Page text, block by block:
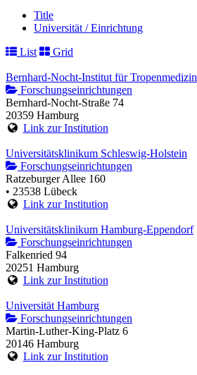
Title
Universität / Einrichtung
List
Grid
Bernhard-Nocht-Institut für Tropenmedizin
Forschungseinrichtungen
Bernhard-Nocht-Straße 74
20359 Hamburg
Link zur Institution
Universitätsklinikum Schleswig-Holstein
Forschungseinrichtungen
Ratzeburger Allee 160
• 23538 Lübeck
Link zur Institution
Universitätsklinikum Hamburg-Eppendorf
Forschungseinrichtungen
Falkenried 94
20251 Hamburg
Link zur Institution
Universität Hamburg
Forschungseinrichtungen
Martin-Luther-King-Platz 6
20146 Hamburg
Link zur Institution